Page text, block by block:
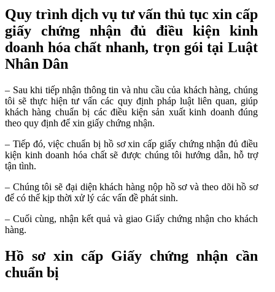
Quy trình dịch vụ tư vấn thủ tục xin cấp
giấy chứng nhận đủ điều kiện kinh
doanh hóa chất nhanh, trọn gói tại Luật
Nhân Dân
– Sau khi tiếp nhận thông tin và nhu cầu của khách hàng, chúng
tôi sẽ thực hiện tư vấn các quy định pháp luật liên quan, giúp
khách hàng chuẩn bị các điều kiện sản xuất kinh doanh đúng
theo quy định để xin giấy chứng nhận.
– Tiếp đó, việc chuẩn bị hồ sơ xin cấp giấy chứng nhận đủ điều
kiện kinh doanh hóa chất sẽ được chúng tôi hướng dẫn, hỗ trợ
tận tình.
– Chúng tôi sẽ đại diện khách hàng nộp hồ sơ và theo dõi hồ sơ
để có thể kịp thời xử lý các vấn đề phát sinh.
– Cuối cùng, nhận kết quả và giao Giấy chứng nhận cho khách
hàng.
Hồ sơ xin cấp Giấy chứng nhận cần
chuẩn bị